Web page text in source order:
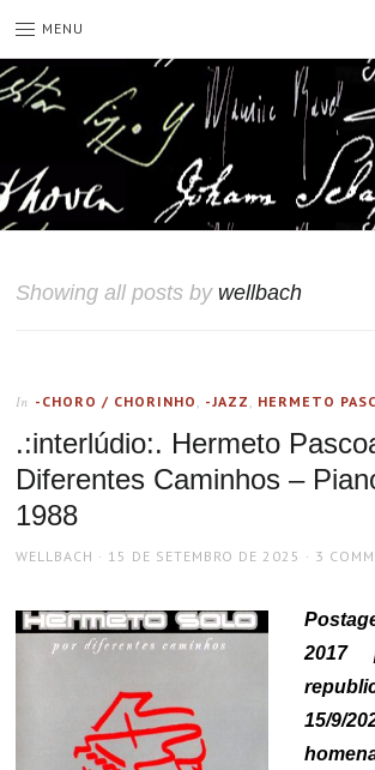
MENU
Showing all posts by wellbach
In -CHORO / CHORINHO , -JAZZ , HERMETO
.:interlúdio:. Hermeto
Diferentes Caminhos –
1988
AUTHOR
WELLBACH
POSTED
15 DE SETEMBRO DE 2025 3
2017
15/